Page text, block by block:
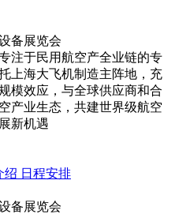
备展览会
注于民用航空产全业链的专
上海大飞机制造主阵地，充
模效应，与全球供应商和合
产业生态，共建世界级航空
新机遇
绍 日程安排
备展览会